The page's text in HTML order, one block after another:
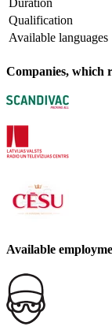
Duration
Qualification
Available languages
Companies, which
Available